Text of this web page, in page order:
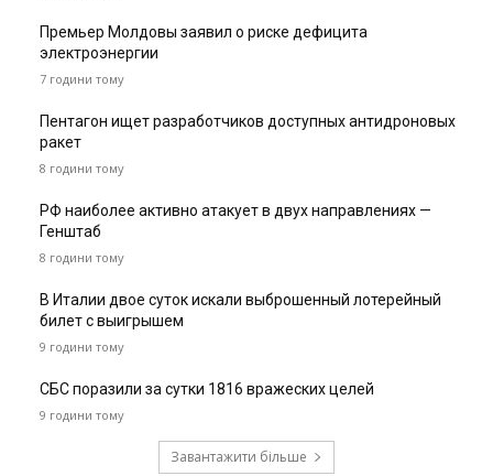
Премьер Молдовы заявил о риске дефицита
электроэнергии
7 години тому
Пентагон ищет разработчиков доступных антидроновых
ракет
8 години тому
РФ наиболее активно атакует в двух направлениях —
Генштаб
8 години тому
В Италии двое суток искали выброшенный лотерейный
билет с выигрышем
9 години тому
СБС поразили за сутки 1816 вражеских целей
9 години тому
Завантажити більше